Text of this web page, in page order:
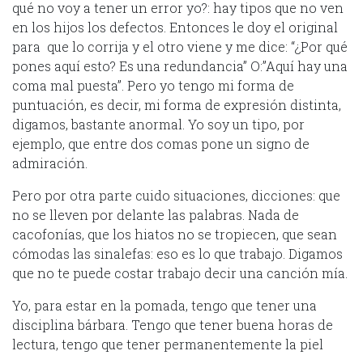
qué no voy a tener un error yo?: hay tipos que no ven
en los hijos los defectos. Entonces le doy el original
para que lo corrija y el otro viene y me dice: “¿Por qué
pones aquí esto? Es una redundancia” O:”Aquí hay una
coma mal puesta”. Pero yo tengo mi forma de
puntuación, es decir, mi forma de expresión distinta,
digamos, bastante anormal. Yo soy un tipo, por
ejemplo, que entre dos comas pone un signo de
admiración.
Pero por otra parte cuido situaciones, dicciones: que
no se lleven por delante las palabras. Nada de
cacofonías, que los hiatos no se tropiecen, que sean
cómodas las sinalefas: eso es lo que trabajo. Digamos
que no te puede costar trabajo decir una canción mía.
Yo, para estar en la pomada, tengo que tener una
disciplina bárbara. Tengo que tener buena horas de
lectura, tengo que tener permanentemente la piel